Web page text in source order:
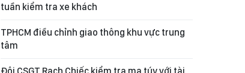
tuần kiểm tra xe khách
TPHCM điều chỉnh giao thông khu vực trung
tâm